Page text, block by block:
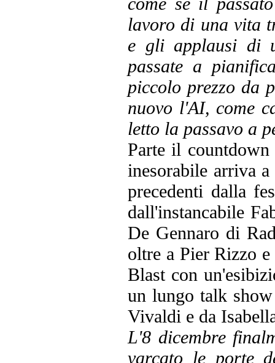
lavoro di una vita
e gli applausi di
passate a
piccolo prezzo da
nuovo l'AI, come
letto la passavo a
Parte il
inesorabile arriva
precedenti dalla
dall'instancabile
De Gennaro di
oltre a Pier Rizzo
Blast con
un lungo talk
Vivaldi e da
L'8 dicembre
varcato le porte